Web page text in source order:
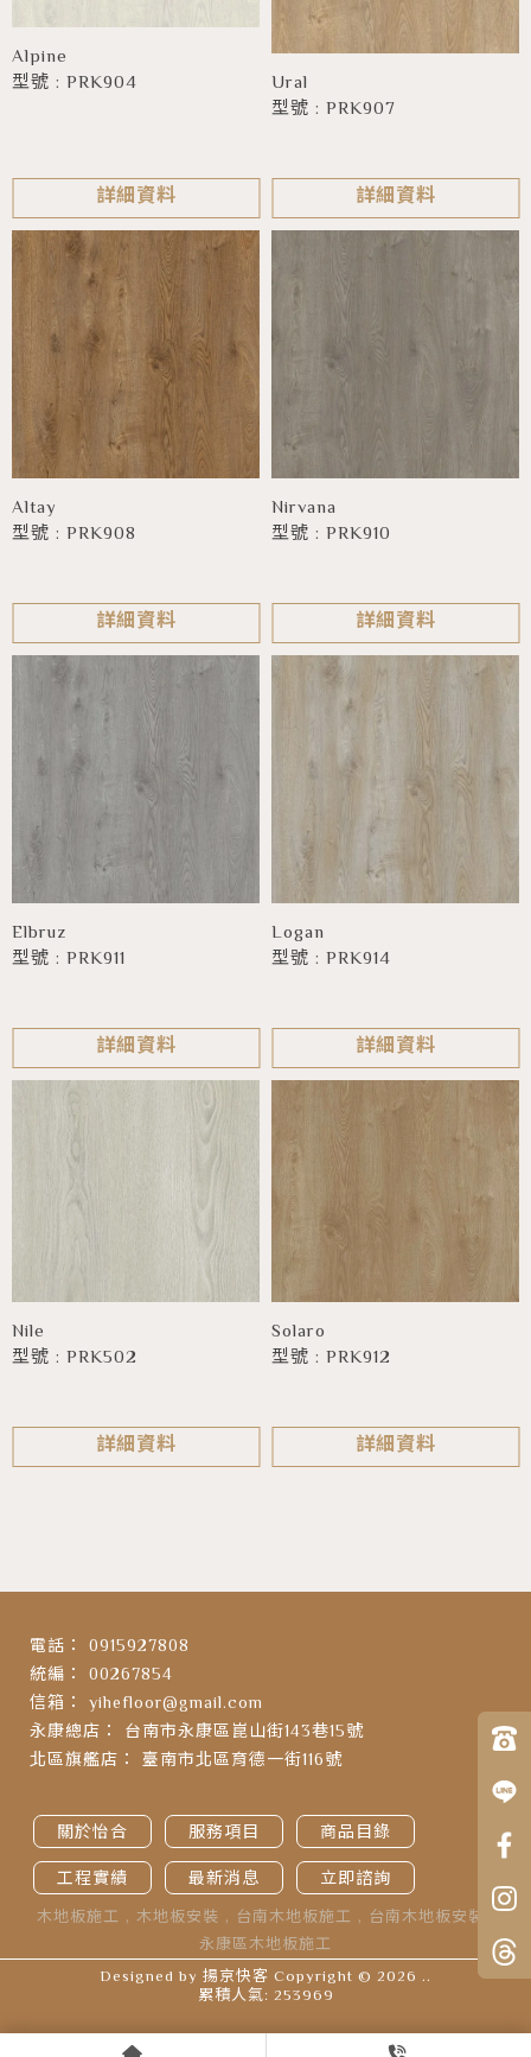
Alpine
型號 : PRK904
詳細資料
Ural
型號 : PRK907
詳細資料
Altay
型號 : PRK908
詳細資料
Nirvana
型號 : PRK910
詳細資料
Elbruz
型號 : PRK911
詳細資料
Logan
型號 : PRK914
詳細資料
Nile
型號 : PRK502
詳細資料
Solaro
型號 : PRK912
詳細資料
0915927808
00267854
yihefloor@gmail.com
台南市永康區崑山街143巷15號
臺南市北區育德一街116號
關於怡合 服務項目
商品目錄
工程實績
最新消息 立即諮詢
木地板施工 木地板安裝 台南木地板施工
台南木地板安裝
永康區木地板施工
Designed by 揚京快客 Copyright © 2026 ..
累積人氣: 253969